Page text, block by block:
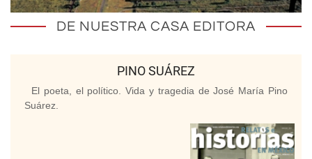
DE NUESTRA CASA EDITORA
PINO SUÁREZ
El poeta, el político. Vida y tragedia de José María Pino
Suárez.